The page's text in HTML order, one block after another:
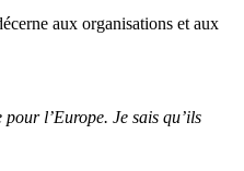
aux organisations et aux
l’Europe. Je sais qu’ils